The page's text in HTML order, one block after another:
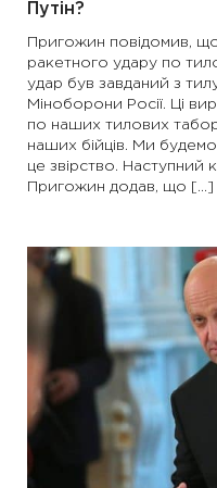
Путін?
Пригожин повідомив, що
ракетного удару по
удар був завданий з
Міноборони Росії. Ці
по наших тилових
наших бійців. Ми
це звірство. Наступний
Пригожин додав, що […]